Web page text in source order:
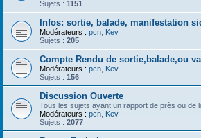
Sujets : 1151
Infos: sortie, balade, manifestation
Modérateurs : pcn Kev
Sujets : 205
Compte Rendu de sortie,balade,ou
Modérateurs : pcn Kev
Sujets : 156
Discussion Ouverte
Tous les sujets ayant un rapport de près ou de
Modérateurs : pcn Kev
Sujets : 2077